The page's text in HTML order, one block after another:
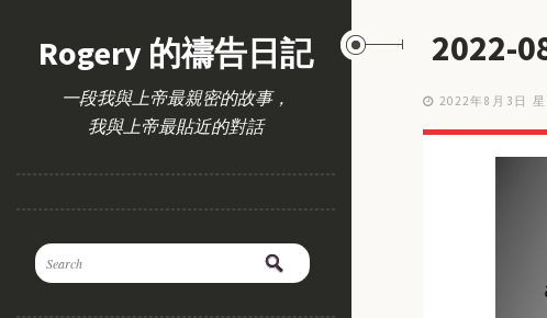
Rogery 的禱告日記
一段我與上帝最親密的故事，
我與上帝最貼近的對話
2022-
2022年8月3日